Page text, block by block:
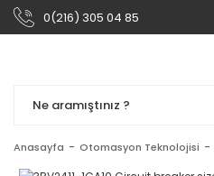
0(216) 305 04 85
Anasayfa Otomasyon Teknolojisi